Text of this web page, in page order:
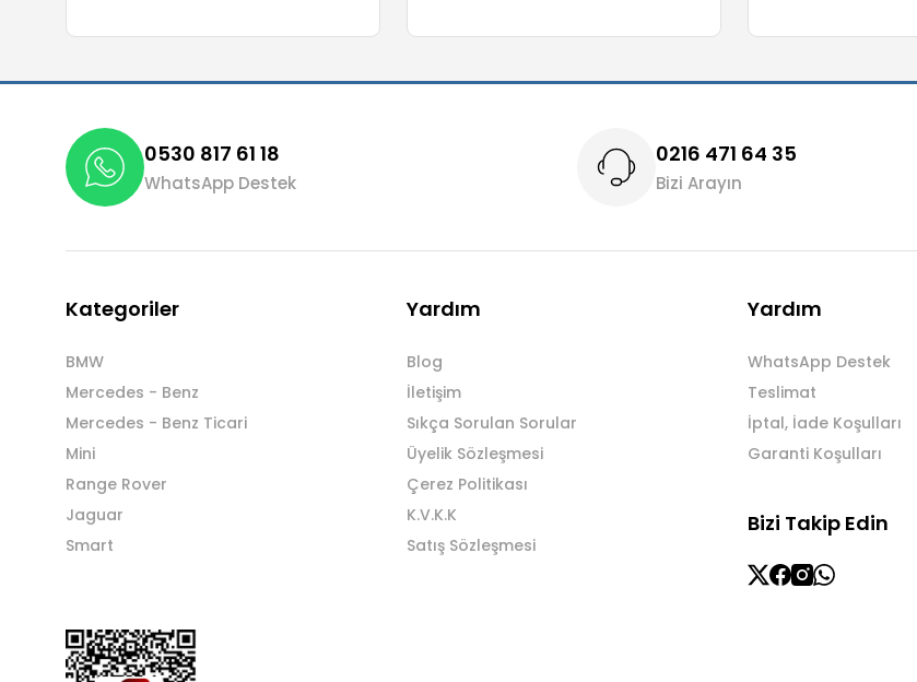
Bu ürüne benzer farklı alternatifler olmalı.
Gönder
0530 817 61 18
WhatsApp Destek
0216 471 64 35
Bizi Arayın
Kategoriler
BMW
Mercedes - Benz
Mercedes - Benz Ticari
Mini
Range Rover
Jaguar
Smart
Yardım
Blog
İletişim
Sıkça Sorulan Sorular
Üyelik Sözleşmesi
Çerez Politikası
K.V.K.K
Satış Sözleşmesi
Yardım
WhatsApp Destek
Teslimat
İptal, İade Koşulları
Garanti Koşulları
Bizi Takip Edin